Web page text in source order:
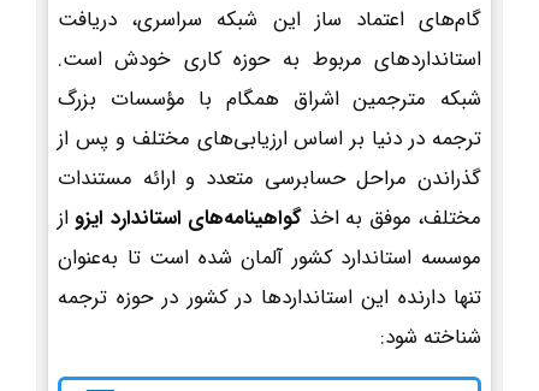
گام‌های اعتماد ساز این شبکه سراسری، دریافت
استانداردهای مربوط به حوزه کاری خودش است.
شبکه مترجمین اشراق همگام با مؤسسات بزرگ
ترجمه در دنیا بر اساس ارزیابی‌های مختلف و پس از
گذراندن مراحل حسابرسی متعدد و ارائه مستندات
مختلف، موفق به اخذ گواهینامه‌های استاندارد ایزو از
موسسه استاندارد کشور آلمان شده است تا به‌عنوان
تنها دارنده این استانداردها در کشور در حوزه ترجمه
شناخته شود: